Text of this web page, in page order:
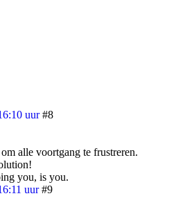
uur #8
alle voortgang te frustreren.
you, is you.
uur #9